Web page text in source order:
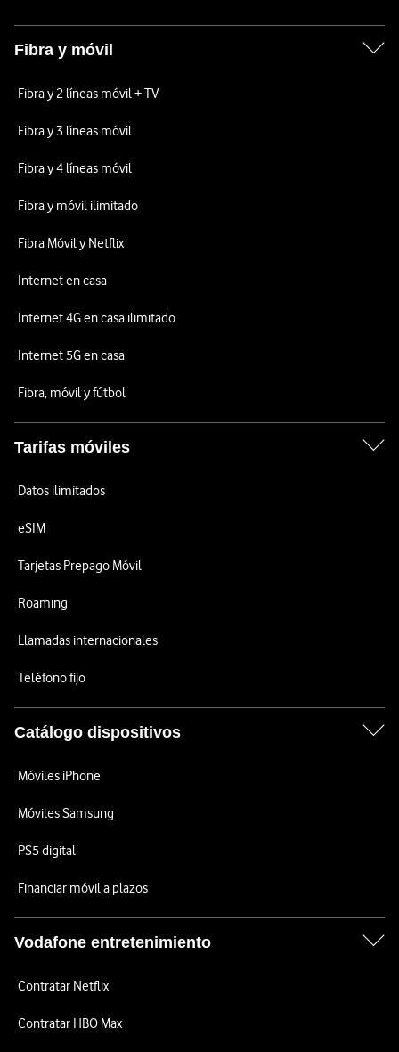
Fibra y móvil
Fibra y 2 líneas móvil + TV
Fibra y 3 líneas móvil
Fibra y 4 líneas móvil
Fibra y móvil ilimitado
Fibra Móvil y Netflix
Internet en casa
Internet 4G en casa ilimitado
Internet 5G en casa
Fibra, móvil y fútbol
Tarifas móviles
Datos ilimitados
eSIM
Tarjetas Prepago Móvil
Roaming
Llamadas internacionales
Teléfono fijo
Catálogo dispositivos
Móviles iPhone
Móviles Samsung
PS5 digital
Financiar móvil a plazos
Vodafone entretenimiento
Contratar Netflix
Contratar HBO Max